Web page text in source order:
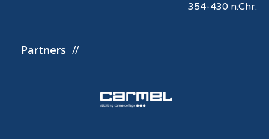
354-430 n.Chr.
Partners